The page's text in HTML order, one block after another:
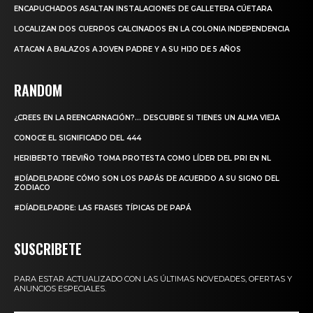
ENCAPUCHADOS ASALTAN INSTALACIONES DE GALLETERA CÚETARA
LOCALIZAN DOS CUERPOS CALCINADOS EN LA COLONIA INDEPENDENCIA
ATACAN A BALAZOS A JOVEN PADRE Y A SU HIJO DE 5 AÑOS
RANDOM
¿CREES EN LA REENCARNACIÓN?… DESCUBRE SI TIENES UN ALMA VIEJA
CONOCE EL SIGNIFICADO DEL 444
HERIBERTO TREVIÑO TOMA PROTESTA COMO LÍDER DEL PRI EN NL
#DÍADELPADRE CÓMO SON LOS PAPÁS DE ACUERDO A SU SIGNO DEL
ZODIACO
#DÍADELPADRE: LAS FRASES TÍPICAS DE PAPÁ
SUSCRIBETE
PARA ESTAR ACTUALIZADO CON LAS ÚLTIMAS NOVEDADES, OFERTAS Y
ANUNCIOS ESPECIALES.